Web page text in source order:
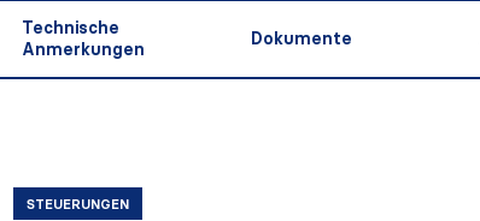
Technische
Anmerkungen
Dokumente
STEUERUNGEN